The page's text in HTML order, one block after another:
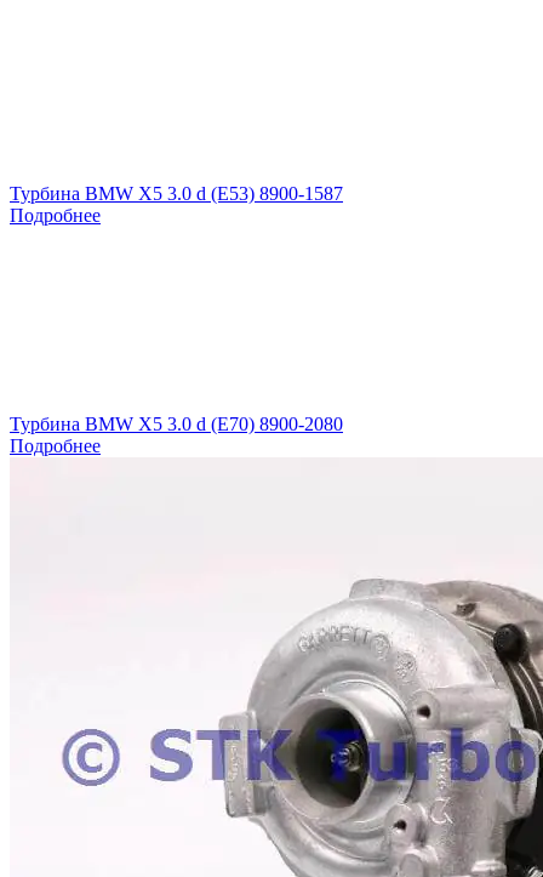
Турбина BMW X5 3.0 d (E53) 8900-1587
Подробнее
Турбина BMW X5 3.0 d (E70) 8900-2080
Подробнее